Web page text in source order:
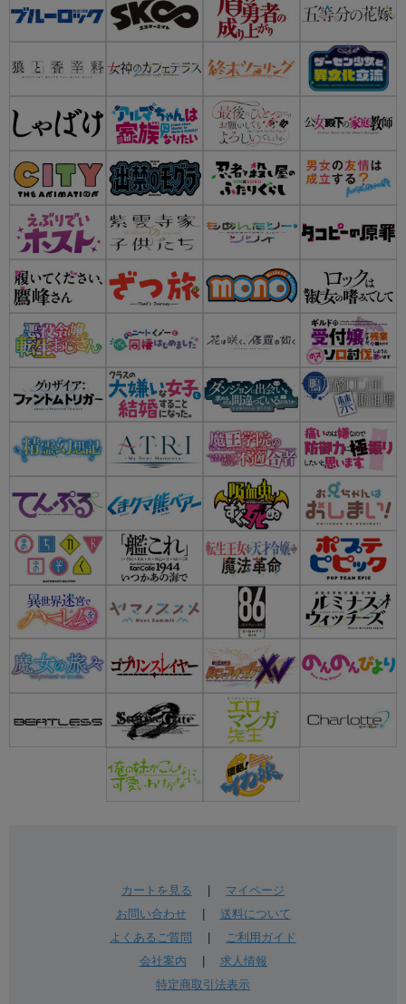
カートを見る
マイページ
お問い合わせ| 送料について
よくあるご質問
ご利用ガイド
会社案内
求人情報
特定商取引法表示